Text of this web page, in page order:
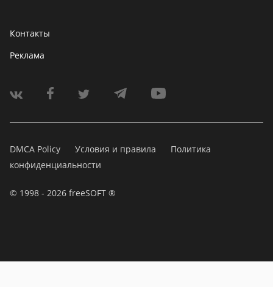
Контакты
Реклама
DMCA Policy Условия и правила
Политика
конфиденциальности
© 1998 - 2026 freeSOFT ®